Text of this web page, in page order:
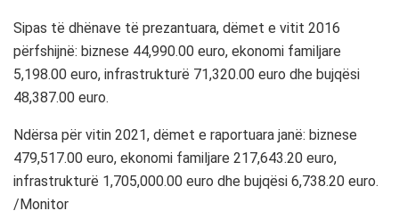
Sipas të dhënave të prezantuara, dëmet e vitit 2016
përfshijnë: biznese 44,990.00 euro, ekonomi familjare
5,198.00 euro, infrastrukturë 71,320.00 euro dhe bujqësi
48,387.00 euro.
Ndërsa për vitin 2021, dëmet e raportuara janë: biznese
479,517.00 euro, ekonomi familjare 217,643.20 euro,
infrastrukturë 1,705,000.00 euro dhe bujqësi 6,738.20 euro.
/Monitor